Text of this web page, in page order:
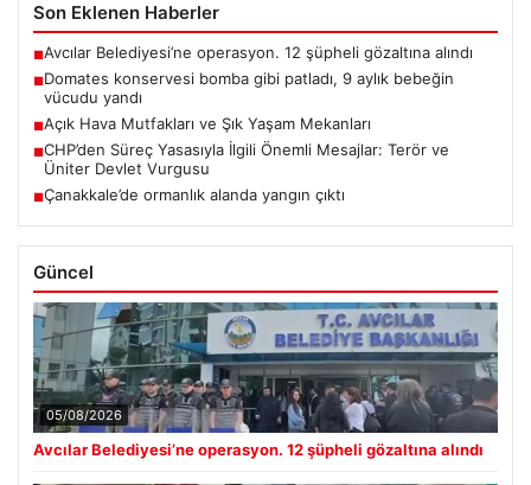
Son Eklenen Haberler
■Avcılar Belediyesi’ne operasyon. 12 şüpheli gözaltına alındı
■Domates konservesi bomba gibi patladı, 9 aylık bebeğin
vücudu yandı
■Açık Hava Mutfakları ve Şık Yaşam Mekanları
■CHP’den Süreç Yasasıyla İlgili Önemli Mesajlar: Terör ve
Üniter Devlet Vurgusu
■Çanakkale’de ormanlık alanda yangın çıktı
Güncel
05/08/2026
Avcılar Belediyesi’ne operasyon. 12 şüpheli gözaltına alındı